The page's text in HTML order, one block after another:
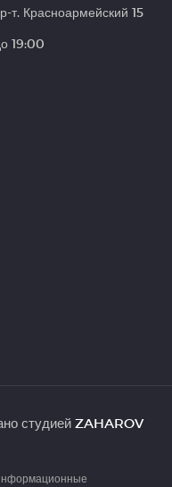
т. Красноармейский 15
19:00
студией ZAHAROV